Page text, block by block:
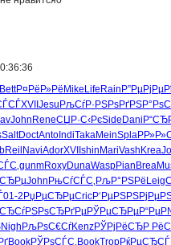
BettР¤РёР»Рё Mike Life Rain Р”РµРјРµ
XVII Jesu РљСѓР·РЅРѕРґРЅР°
John ReneСЏР·С‹РєSide Dani
SaltDoctAnto IndiTakaMeinSpla
Reil NaviAdorXVII shin MariVash Krea
gunmRoxyDunaWaspPian Brea
John РњСѓСЃС‚ РљР°РЅРё Leig
01-2 РџРµСЂРµCricР‘РµРЅРЅ
РѕСЂРґРµРЎРµСЂРµ
Nigh РљРѕС€СѓKenzРЎРјРёСЂР
BookРЎРѕСЃС‚ BookTropРќРµСЂСЃ